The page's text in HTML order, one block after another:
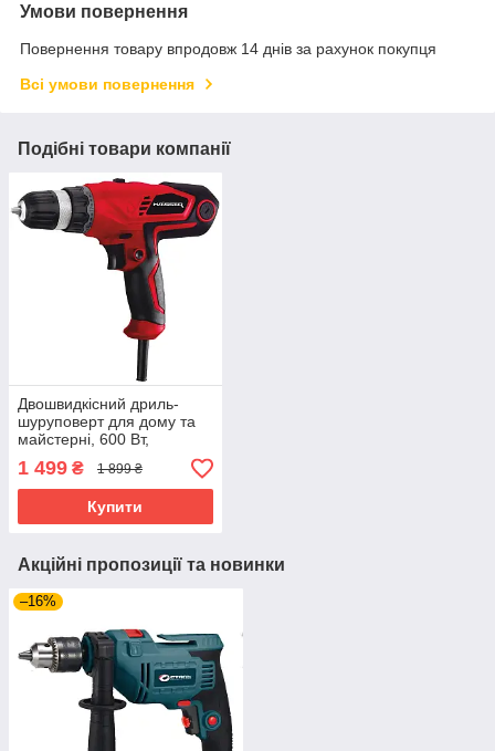
Умови повернення
Повернення товару впродовж 14 днів за рахунок покупця
Всі умови повернення
Подібні товари компанії
Двошвидкісний дриль-
шуруповерт для дому та
майстерні, 600 Вт,
мережевий, Haisser HS
DS600 - 2VQC
1 499 ₴ 1 899 ₴
Купити
Акційні пропозиції та новинки
–16%